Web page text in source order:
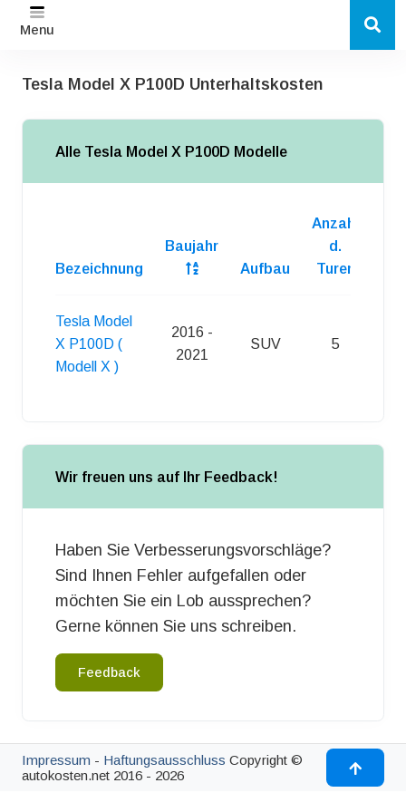
Menu
Tesla Model X P100D Unterhaltskosten
Alle Tesla Model X P100D Modelle
Bezeichnung
Baujahr
Aufbau
Anzahl
d.
Turen
Tesla Model
X P100D (
Modell X )
2016 -
2021
SUV 5
Wir freuen uns auf Ihr Feedback!
Haben Sie Verbesserungsvorschläge?
Sind Ihnen Fehler aufgefallen oder
möchten Sie ein Lob aussprechen?
Gerne können Sie uns schreiben.
Feedback
Impressum - Haftungsausschluss Copyright ©
autokosten.net 2016 - 2026